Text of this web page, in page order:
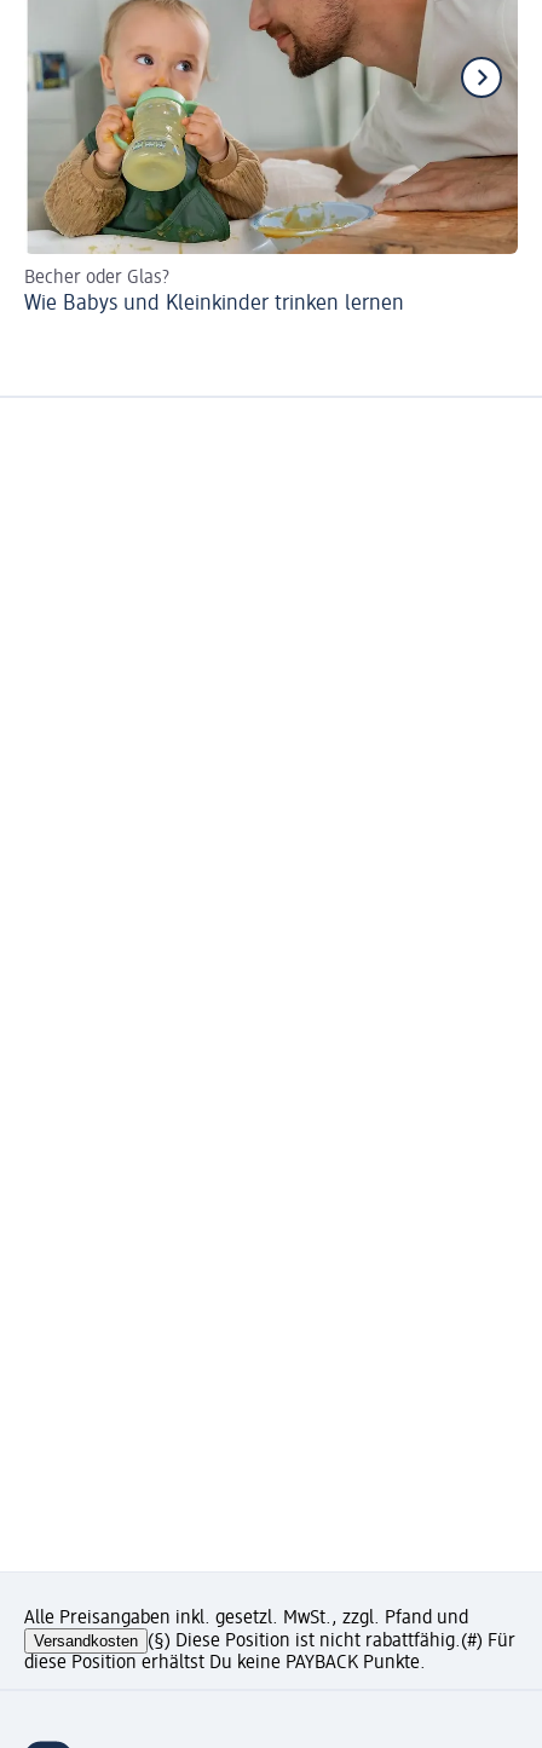
Becher oder Glas?
Wie Babys und Kleinkinder trinken lernen
Alle Preisangaben inkl. gesetzl. MwSt., zzgl. Pfand und
Versandkosten (§) Diese Position ist nicht rabattfähig.(#) Für
diese Position erhältst Du keine PAYBACK Punkte.